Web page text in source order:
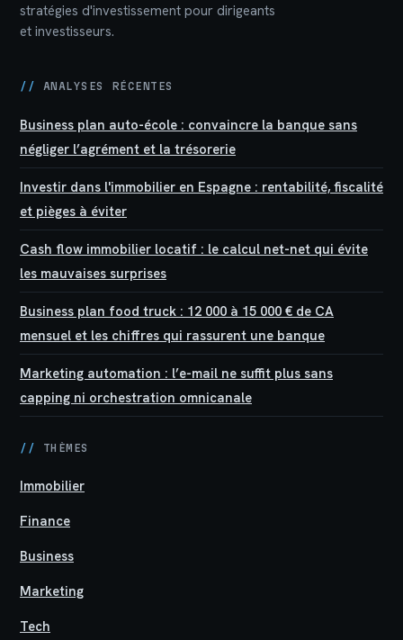
stratégies d'investissement pour dirigeants
et investisseurs.
// ANALYSES RÉCENTES
Business plan auto-école : convaincre la banque sans
négliger l’agrément et la trésorerie
Investir dans l'immobilier en Espagne : rentabilité, fiscalité
et pièges à éviter
Cash flow immobilier locatif : le calcul net-net qui évite
les mauvaises surprises
Business plan food truck : 12 000 à 15 000 € de CA
mensuel et les chiffres qui rassurent une banque
Marketing automation : l’e-mail ne suffit plus sans
capping ni orchestration omnicanale
// THÈMES
Immobilier
Finance
Business
Marketing
Tech